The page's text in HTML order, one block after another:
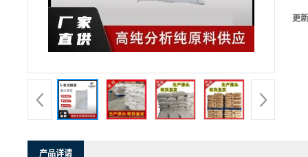
更
产品详请